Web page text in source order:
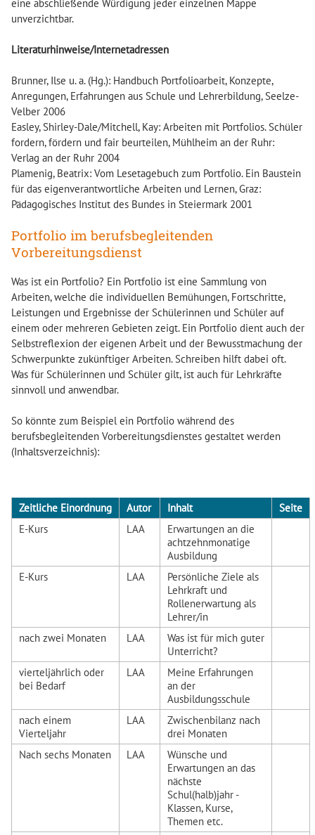
eine abschließende Würdigung jeder einzelnen Mappe
unverzichtbar.
Literaturhinweise/Internetadressen
Brunner, Ilse u. a. (Hg.): Handbuch Portfolioarbeit, Konzepte,
Anregungen, Erfahrungen aus Schule und Lehrerbildung, Seelze-
Velber 2006
Easley, Shirley-Dale/Mitchell, Kay: Arbeiten mit Portfolios. Schüler
fordern, fördern und fair beurteilen, Mühlheim an der Ruhr:
Verlag an der Ruhr 2004
Plamenig, Beatrix: Vom Lesetagebuch zum Portfolio. Ein Baustein
für das eigenverantwortliche Arbeiten und Lernen, Graz:
Pädagogisches Institut des Bundes in Steiermark 2001
Portfolio im berufsbegleitenden
Vorbereitungsdienst
Was ist ein Portfolio? Ein Portfolio ist eine Sammlung von
Arbeiten, welche die individuellen Bemühungen, Fortschritte,
Leistungen und Ergebnisse der Schülerinnen und Schüler auf
einem oder mehreren Gebieten zeigt. Ein Portfolio dient auch der
Selbstreflexion der eigenen Arbeit und der Bewusstmachung der
Schwerpunkte zukünftiger Arbeiten. Schreiben hilft dabei oft.
Was für Schülerinnen und Schüler gilt, ist auch für Lehrkräfte
sinnvoll und anwendbar.
So könnte zum Beispiel ein Portfolio während des
berufsbegleitenden Vorbereitungsdienstes gestaltet werden
(Inhaltsverzeichnis):
Zeitliche Einordnung Autor Inhalt
Seite
E-Kurs
LAA
Erwartungen an die
achtzehnmonatige
Ausbildung
E-Kurs
LAA
Persönliche Ziele als
Lehrkraft und
Rollenerwartung als
Lehrer/in
nach zwei Monaten
LAA
Was ist für mich guter
Unterricht?
vierteljährlich oder
bei Bedarf
LAA
Meine Erfahrungen
an der
Ausbildungsschule
nach einem
Vierteljahr
LAA
Zwischenbilanz nach
drei Monaten
Nach sechs Monaten
LAA
Wünsche und
Erwartungen an das
nächste
Schul(halb)jahr -
Klassen, Kurse,
Themen etc.